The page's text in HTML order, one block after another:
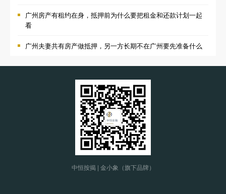
广州房产有租约在身，抵押前为什么要把租金和还款计划一起
看
广州夫妻共有房产做抵押，另一方长期不在广州要先准备什么
中恒按揭 | 金小象（旗下品牌）